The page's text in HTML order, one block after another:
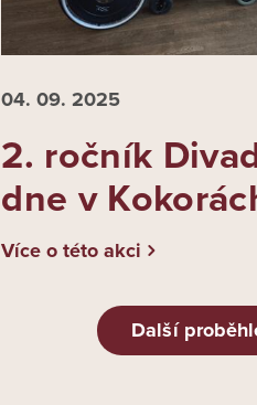
04. 09.2025
2. ročník
dne v
Více o této akci
Další